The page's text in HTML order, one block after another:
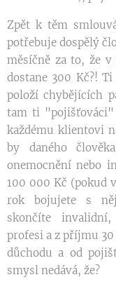
Zpět k těm
potřebuje dospělý
měsíčně za to, že
dostane 300 Kč?!
položí chybějících
tam ti "pojišťováci"
každému klientovi
by daného
onemocnění nebo
100 000 Kč (pokud
rok bojujete s
skončíte
profesi a z příjmu 30
důchodu a od
smysl nedává, že?